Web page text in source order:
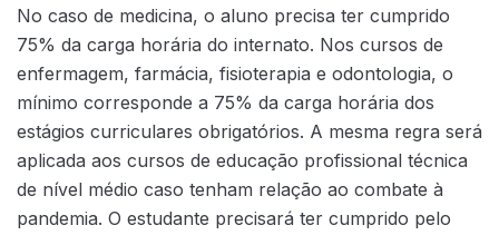
No caso de medicina, o aluno precisa ter cumprido
75% da carga horária do internato. Nos cursos de
enfermagem, farmácia, fisioterapia e odontologia, o
mínimo corresponde a 75% da carga horária dos
estágios curriculares obrigatórios. A mesma regra será
aplicada aos cursos de educação profissional técnica
de nível médio caso tenham relação ao combate à
pandemia. O estudante precisará ter cumprido pelo